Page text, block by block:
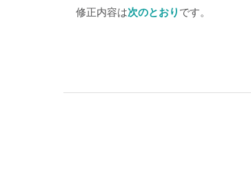
修正内容は次のとおり です。